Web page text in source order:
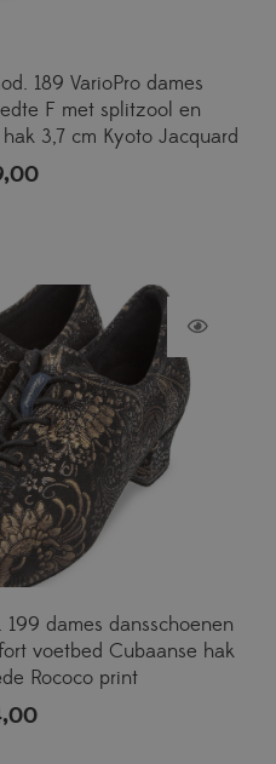
189 VarioPro dames
F met splitzool en
3,7 cm Kyoto Jacquard
dames dansschoenen
voetbed Cubaanse hak
Rococo print